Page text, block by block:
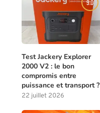
9.0
Test Jackery Explorer
2000 V2 : le bon
compromis entre
puissance et transport ?
22 juillet 2026